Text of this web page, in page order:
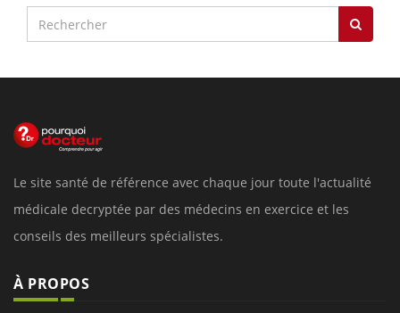
Le site santé de référence avec chaque jour toute l'actualité
médicale decryptée par des médecins en exercice et les
conseils des meilleurs spécialistes.
À PROPOS